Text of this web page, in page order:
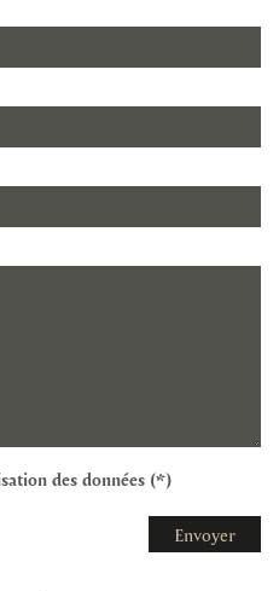
des données (*)
Envoyer